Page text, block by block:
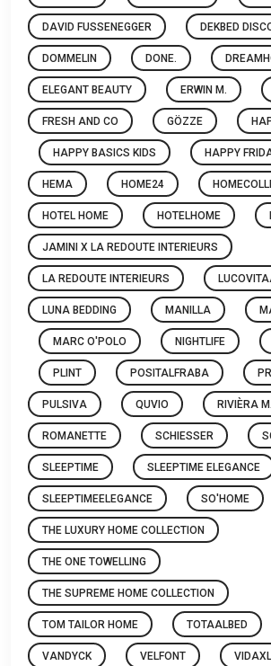
DAVID FUSSENEGGER DEKBED
DOMMELIN DONE.
ELEGANT BEAUTY ERWIN M.
FRESH AND CO GÖZZE
HAPPY BASICS KIDS HAPPY
HEMA HOME24
HOTEL HOME HOTELHOME
JAMINI X LA REDOUTE INTERIEURS
LA REDOUTE INTERIEURS
LUNA BEDDING MANILLA
MARC O'POLO NIGHTLIFE
PLINT POSITALFRABA
PULSIVA QUVIO RIVIÈRA
ROMANETTE SCHIESSER
SLEEPTIME SLEEPTIME ELEGANCE
SLEEPTIMEELEGANCE SO'HOME
THE LUXURY HOME COLLECTION
THE ONE TOWELLING
THE SUPREME HOME COLLECTION
TOM TAILOR HOME TOTAALBED
VANDYCK VELFONT VIDAXL